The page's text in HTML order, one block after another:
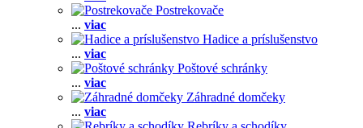
Postrekovače
... viac
Hadice a príslušenstvo
... viac
Poštové schránky
... viac
Záhradné domčeky
... viac